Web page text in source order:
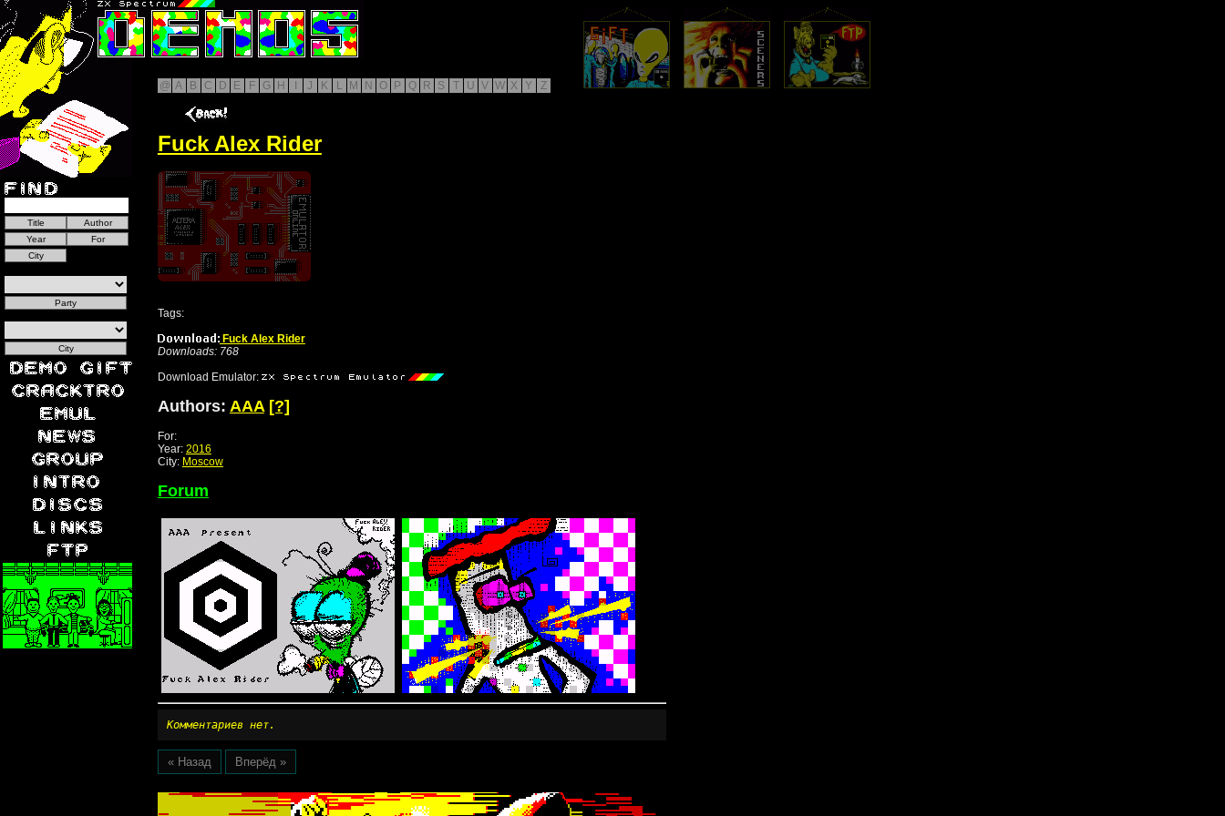
@ A B C D E F G H J K L M N O P Q R S T U V W X Y Z
Fuck Alex Rider
Tags:
Fuck Alex Rider
Downloads: 768
Download Emulator:
Authors: AAA [?]
For:
Year: 2016
City: Moscow
Forum
Комментариев нет.
« Назад Вперёд »